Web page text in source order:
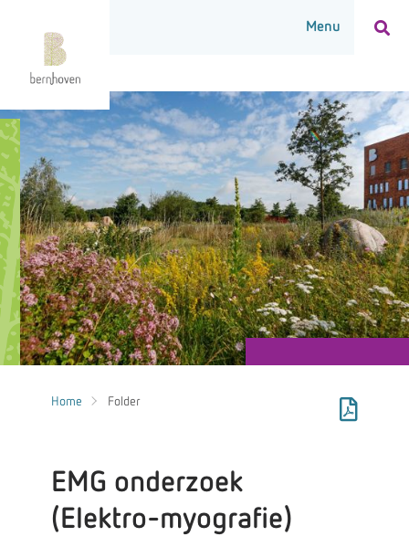
Home Folder
EMG onderzoek
(Elektro-myografie)